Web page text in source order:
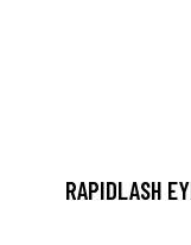
RAPIDLASH